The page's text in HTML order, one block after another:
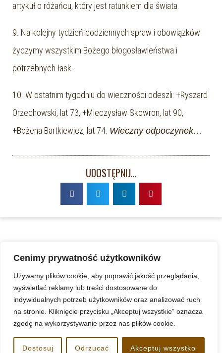
Cenimy prywatność użytkowników
Używamy plików cookie, aby poprawić jakość przeglądania,
wyświetlać reklamy lub treści dostosowane do
indywidualnych potrzeb użytkowników oraz analizować ruch
na stronie. Kliknięcie przycisku „Akceptuj wszystkie” oznacza
zgodę na wykorzystywanie przez nas plików cookie.
Dostosuj Odrzucać Akceptuj wszystko
artykuł o różańcu, który jest ratunkiem dla świata.
9. Na kolejny tydzień codziennych spraw i obowiązków
życzymy wszystkim Bożego błogosławieństwa i
potrzebnych łask.
10. W ostatnim tygodniu do wieczności odeszli: +Ryszard
Orzechowski, lat 73, +Mieczysław Skowron, lat 90,
+Bożena Bartkiewicz, lat 74. Wieczny odpoczynek…
UDOSTĘPNIJ...
www.kazimierzkoszalin.pl